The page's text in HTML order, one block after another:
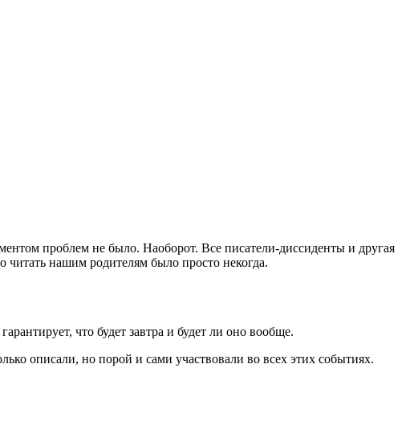
проблем не было. Наоборот. Все писатели-диссиденты и другая
читать нашим родителям было просто некогда.
что будет завтра и будет ли оно вообще.
описали, но порой и сами участвовали во всех этих событиях.